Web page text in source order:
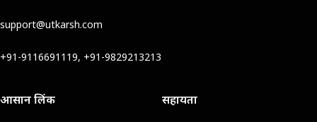
support@utkarsh.com
+91-9116691119, +91-9829213213
आसान लिंक सहायता